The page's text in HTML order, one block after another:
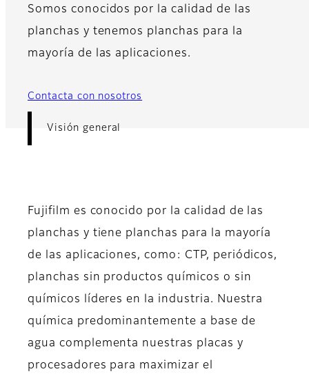
Somos conocidos por la calidad de las
planchas y tenemos planchas para la
mayoría de las aplicaciones.
Contacta con nosotros
Visión general
Fujifilm es conocido por la calidad de las
planchas y tiene planchas para la mayoría
de las aplicaciones, como: CTP, periódicos,
planchas sin productos químicos o sin
químicos líderes en la industria. Nuestra
química predominantemente a base de
agua complementa nuestras placas y
procesadores para maximizar el